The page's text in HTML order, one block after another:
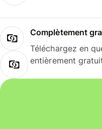
Complètement
Téléchargez en
entièrement